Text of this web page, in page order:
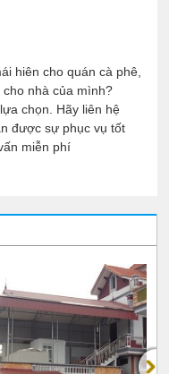
hiên cho quán cà phê,
nhà của mình?
chọn. Hãy liên hệ
được sự phục vụ tốt
miễn phí